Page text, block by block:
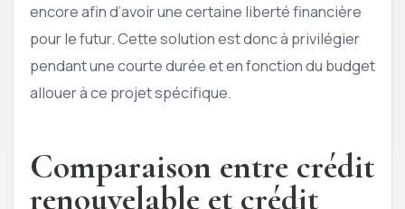
encore afin d’avoir une certaine liberté financière
pour le futur. Cette solution est donc à privilégier
pendant une courte durée et en fonction du budget
allouer à ce projet spécifique.
Comparaison entre crédit
renouvelable et crédit